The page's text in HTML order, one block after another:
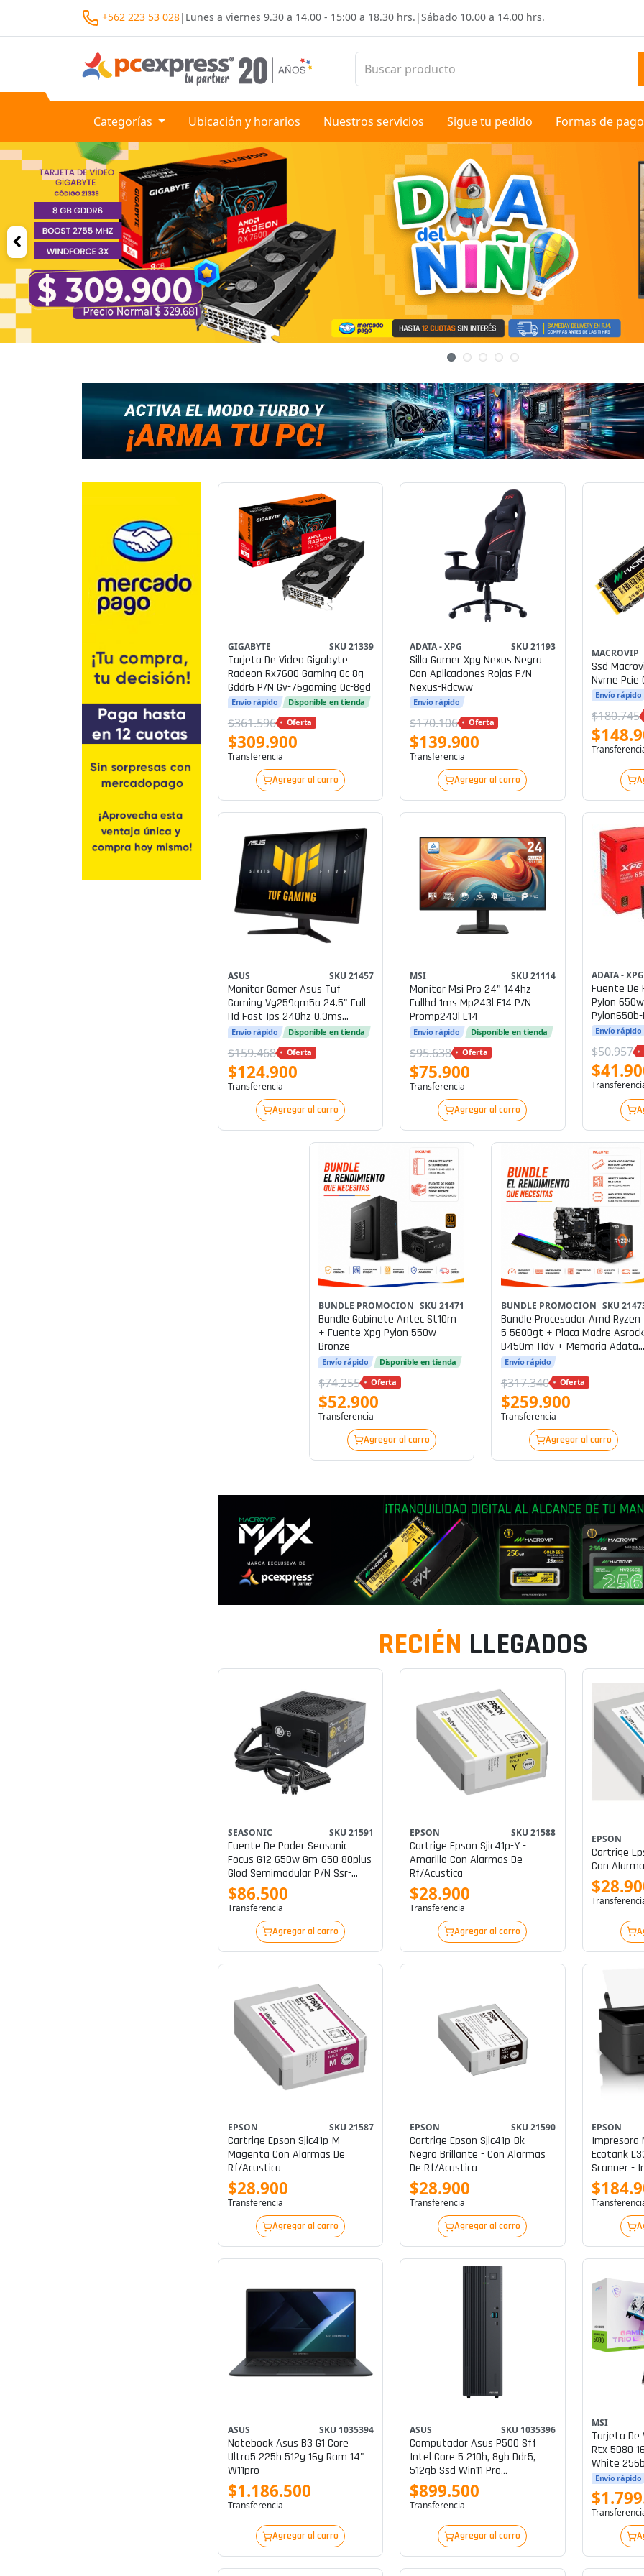
+562 223 53 028| Lunes a viernes 9.30 a 14.00 - 15:00 a 18.30 hrs. |Sábado 10.00 a 14.00 hrs.
Categorías Ubicación y horarios Nuestros servicios Sigue tu pedido Formas de pago
GIGABYTE SKU 21339
Tarjeta De Video Gigabyte
Radeon Rx7600 Gaming Oc 8g
Gddr6 P/n Gv-76gaming Oc-8gd
Envío rápido Disponible en tienda
$361.596 Oferta
$309.900
Transferencia
Agregar al carro
ADATA - XPG SKU 21193
Silla Gamer Xpg Nexus Negra
Con Aplicaciones Rojas P/n
Nexus-Rdcww
Envío rápido
$170.106 Oferta
$139.900
Transferencia
Agregar al carro
MACROVIP
Ssd
Nvme
Envío rápido
$180.745
ASUS SKU 21457
Monitor Gamer Asus Tuf
Gaming Vg259qm5a 24.5" Full
Hd Fast Ips 240hz 0.3ms
Freesync Premium
Envío rápido Disponible en tienda
$159.468 Oferta
$124.900
Transferencia
Agregar al carro
MSI SKU 21114
Monitor Msi Pro 24" 144hz
Fullhd 1ms Mp243l E14 P/n
Promp243l E14
Envío rápido Disponible en tienda
$95.638 Oferta
$75.900
Transferencia
Agregar al carro
ADATA - XPG
Fuente De
Pylon
Envío rápido
$50.957
BUNDLE PROMOCION SKU 21471
Bundle Gabinete Antec St10m
+ Fuente Xpg Pylon 550w
Bronze
Envío rápido Disponible en tienda
$74.255 Oferta
$52.900
Transferencia
Agregar al carro
BUNDLE PROMOCION SKU
Bundle Procesador Amd Ryzen
5 5600gt + Placa Madre Asrock
B450m-Hdv + Memoria Adata
Ddr4 8gb 3200 Rgb
Envío rápido
$317.340 Oferta
$259.900
Transferencia
Agregar al carro
RECIÉN LLEGADOS
SEASONIC SKU 21591
Fuente De Poder Seasonic
Focus G12 650w Gm-650 80plus
Glod Semimodular P/n Ssr-
650fm
$86.500
Transferencia
Agregar al carro
EPSON SKU 21588
Cartrige Epson Sjic41p-Y -
Amarillo Con Alarmas De
Rf/acustica
$28.900
Transferencia
Agregar al carro
EPSON
Cartrige
Con
EPSON SKU 21587
Cartrige Epson Sjic41p-M -
Magenta Con Alarmas De
Rf/acustica
$28.900
Transferencia
Agregar al carro
EPSON SKU 21590
Cartrige Epson Sjic41p-Bk -
Negro Brillante - Con Alarmas
De Rf/acustica
$28.900
Transferencia
Agregar al carro
EPSON
Impresora
Ecotank
Scanner -
P/n
ASUS SKU 1035394
Notebook Asus B3 G1 Core
Ultra5 225h 512g 16g Ram 14"
W11pro
$1.186.500
Transferencia
Agregar al carro
ASUS SKU 1035396
Computador Asus P500 Sff
Intel Core 5 210h, 8gb Ddr5,
512gb Ssd Win11 Pro
Computador Asus P500 5 210h
512g 8g 15l W11p 1y
$899.500
Transferencia
Agregar al carro
MSI
Tarjeta De
Rtx 5080
White
16gtcw
Envío rápido